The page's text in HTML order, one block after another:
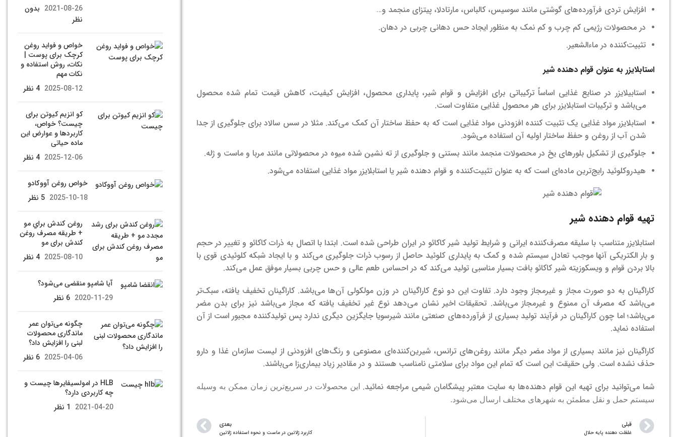
افزایش تردی فرآورده‌های گوشتی مانند سوسیس، کالباس، مارتادلا، پیتزای منجمد و…
در محصولات رژیمی کم ‌چرب و کم ‌نمک به منظور ایجاد حس دهانی چربی در دهان.
تثبیت‌کننده در ماءالشعیر.
استابلایزر به عنوان قوام دهنده شیر
استابیلایزر در صنایع غذایی اساساً ترکیباتی برای افزایش و قوام شیر، پایداری محصول، افزایش کیفیت، کاهش قیمت تمام شده محصول
می‌باشد و ترکیبات استابلایزر برای هر محصول غذایی متفاوت است.
استابلایزر مواد غذایی یک تثبیت کننده افزودنی مواد غذایی است که به حفظ ساختار آن کمک می‌کند. مثلا در سس سالاد برای جلوگیری از جدا
شدن آب از روغن و حفظ ساختار اولیه آن استفاده می‌شود.
جلوگیری از تشکیل بلورهای یخ در محصولات منجمد مانند بستنی و جلوگیری از ته نشین شده میوه در محصولاتی مانند مربا و ماست و ژله.
هیدروکلوئید رایج‌ترین ماده‌ای است که به عنوان تثبیت‌کننده و قوام دهنده شیر یا استابلایزر مواد غذایی استفاده می‌شود.
تهیه قوام دهنده شیر
استابلایزر متناسب با سلیقه مصرف‌کننده ایرانی و شرایط تولید شیر کاکائو در ایران طراحی شده است. ابتدا با اتصال به ذرات کاکائو و تغییر در حجم
و بار الکتریکی آنها موجب تعادل سیستم شده و کمک به پایداری کلوئید حاصل از رسوب ذرات جلوگیری می‌کند و با ایجاد شبکه کلوئیدی قوی با
بالا بردن قوام و ویسکوزیته شیر کاکائو بافت بسیار مناسبی تولید می‌کند که در احساس طعم عالی و حس چربی بسیار موفق عمل می‌کند.
کاراگینان به دو صورت مجاز و غیرمجاز وجود دارد. تفاوت این دو نوع کاراگینان در وزن مولکولی آن‌ها می‌باشد. کاراگینان تخفیف یافته، سبک‌تر
می‌‌باشد که مصرف آن ممنوع و غیرمجاز می‌‌باشد. تحقیقات اخیر نشان می‌‌دهد نوع غیر تخفیف یافته که مجاز می‌باشد نیز برای بدن مضر
می‌باشد؛ اما چون کاراگینان در فرآیند تولید بسیاری از فرآورده‌های صنعتی مانند شیرسویا جایگزین دیگری ندارد پس تولیدکننده مجبور است از آن
استفاده نماید.
کاراگینان نیز مانند بسیاری از مواد مضر دیگر مانند روغن‌های ترانس، شیرین‌‌کنند‌ه‌ای مصنوعی و رنگ‌های افزودنی از لیست سازمان غذا و دارو
حذف نشده است. ولی حقیقت این است که تمام این مواد برای سلامتی نامناسب هستند و در مقادیر زیاد بیماری‌زا می‌باشند.
شما می‌توانید برای تهیه این قوام دهنده‌ها به سایت معتبر پیشگامان شیمی مراجعه نمائید. این محصولات در سریع‌ترین زمان ممکن به وسیله
سیستم حمل و نقل مطمئن به شهرهای مختلف ارسال می‌شود.
قبلی
غلظت دهنده پایه حلال
بعدی
کاربرد ژلاتین در ماست و نحوه استفاده ژلاتین
2021-08-26 بدون
نظر
خواص و فواید روغن
کرچک برای پوست |
نکات، روش استفاده و
نکات مهم
2025-08-12 4 نظر
کو انزیم کیوتن برای
چیست؟ خواص،
کاربردها و عوارض این
ماده حیاتی
2025-12-06 4 نظر
خواص روغن آووكادو
2025-10-18 5 نظر
روغن كندش براي مو
+ طریقه مصرف روغن
کندش برای مو
2025-08-10 4 نظر
آیا شامپو منقضی می‌شود؟
2020-11-29 6 نظر
چگونه می‌توان عمر
ماندگاری محصولات
لبنی را افزایش داد؟
2025-04-06 6 نظر
HLB در امولسیفایرها چیست و
چه کاربردی دارد؟
2021-04-20 1 نظر